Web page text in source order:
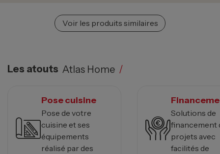
Voir les produits similaires
Les atouts Atlas Home /
Pose cuisine
Pose de votre
cuisine et ses
équipements
réalisé par des
Solutions de
financement
projets avec
facilités de